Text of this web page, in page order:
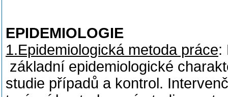
EPIDEMIOLOGIE
1.Epidemiologická metoda práce:
základní epidemiologické
studie případů a kontrol.